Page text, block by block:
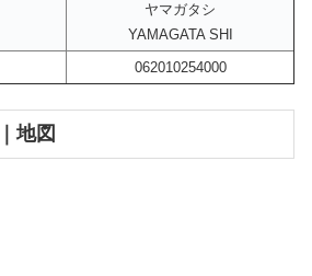
ヤマガタシ
YAMAGATA SHI
062010254000
地図